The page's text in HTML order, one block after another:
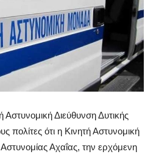
Αστυνομική Διεύθυνση Δυτικής
πολίτες ότι η Κινητή Αστυνομική
Αχαΐας, την ερχόμενη